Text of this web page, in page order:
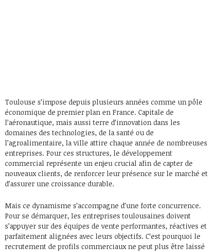
Toulouse s’impose depuis plusieurs années comme un pôle
économique de premier plan en France. Capitale de
l’aéronautique, mais aussi terre d’innovation dans les
domaines des technologies, de la santé ou de
l’agroalimentaire, la ville attire chaque année de nombreuses
entreprises. Pour ces structures, le développement
commercial représente un enjeu crucial afin de capter de
nouveaux clients, de renforcer leur présence sur le marché et
d’assurer une croissance durable.
Mais ce dynamisme s’accompagne d’une forte concurrence.
Pour se démarquer, les entreprises toulousaines doivent
s’appuyer sur des équipes de vente performantes, réactives et
parfaitement alignées avec leurs objectifs. C’est pourquoi le
recrutement de profils commerciaux ne peut plus être laissé